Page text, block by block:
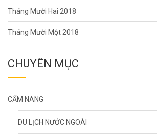
Tháng Mười Hai 2018
Tháng Mười Một 2018
CHUYÊN MỤC
CẨM NANG
DU LỊCH NƯỚC NGOÀI